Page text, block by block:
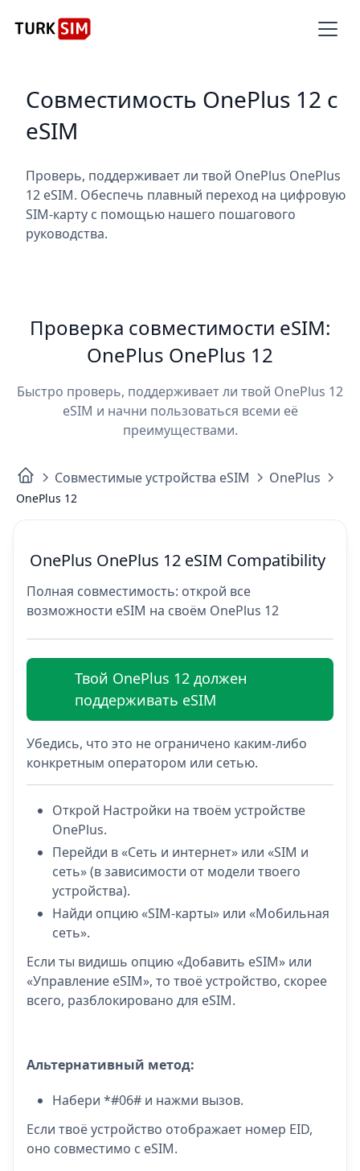
Совместимость OnePlus 12 с
eSIM
Проверь, поддерживает ли твой OnePlus OnePlus
12 eSIM. Обеспечь плавный переход на цифровую
SIM-карту с помощью нашего пошагового
руководства.
Проверка совместимости eSIM:
OnePlus OnePlus 12
Быстро проверь, поддерживает ли твой OnePlus 12
eSIM и начни пользоваться всеми её
преимуществами.
Совместимые устройства eSIM OnePlus
OnePlus 12
OnePlus OnePlus 12 eSIM Compatibility
Полная совместимость: открой все
возможности eSIM на своём OnePlus 12
Твой OnePlus 12 должен
поддерживать eSIM
Убедись, что это не ограничено каким-либо
конкретным оператором или сетью.
Открой Настройки на твоём устройстве
OnePlus.
Перейди в «Сеть и интернет» или «SIM и
сеть» (в зависимости от модели твоего
устройства).
Найди опцию «SIM-карты» или «Мобильная
сеть».
Если ты видишь опцию «Добавить eSIM» или
«Управление eSIM», то твоё устройство, скорее
всего, разблокировано для eSIM.
Альтернативный метод:
Набери *#06# и нажми вызов.
Если твоё устройство отображает номер EID,
оно совместимо с eSIM.